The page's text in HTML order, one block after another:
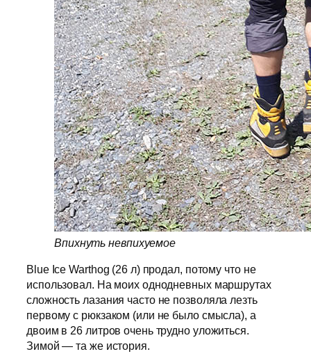
Впихнуть невпихуемое
Blue Ice Warthog (26 л) продал, потому что не
использовал. На моих однодневных маршрутах
сложность лазания часто не позволяла лезть
первому с рюкзаком (или не было смысла), а
двоим в 26 литров очень трудно уложиться.
Зимой — та же история.